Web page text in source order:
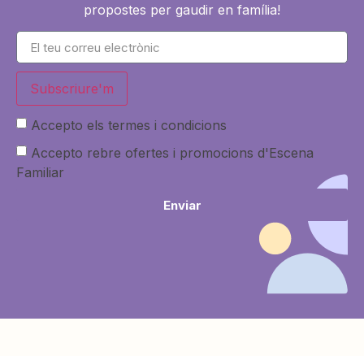
propostes per gaudir en família!
Subscriure'm
Accepto els termes i condicions
Accepto rebre ofertes i promocions d'Escena
Familiar
Enviar